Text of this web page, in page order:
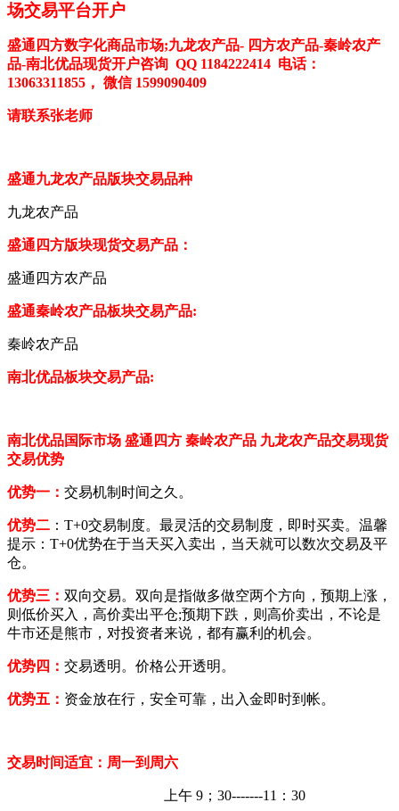
场交易平台开户
盛通四方数字化商品市场;九龙农产品- 四方农产品-秦岭农产
品-南北优品现货开户咨询 QQ 1184222414 电话：
13063311855， 微信 1599090409
请联系张老师
盛通九龙农产品版块交易品种
九龙农产品
盛通四方版块现货交易产品：
盛通四方农产品
盛通秦岭农产品板块交易产品:
秦岭农产品
南北优品板块交易产品:
南北优品国际市场 盛通四方 秦岭农产品 九龙农产品交易现货
交易优势
优势一： 交易机制时间之久。
优势二 ： T+0交易制度。最灵活的交易制度，即时买卖。温馨
提示：T+0优势在于当天买入卖出，当天就可以数次交易及平
仓。
优势三： 双向交易。双向是指做多做空两个方向，预期上涨，
则低价买入，高价卖出平仓;预期下跌，则高价卖出，不论是
牛市还是熊市，对投资者来说，都有赢利的机会。
优势四： 交易透明。价格公开透明。
优势五： 资金放在行，安全可靠，出入金即时到帐。
交易时间适宜：周一到周六
上午 9；30-------11：30